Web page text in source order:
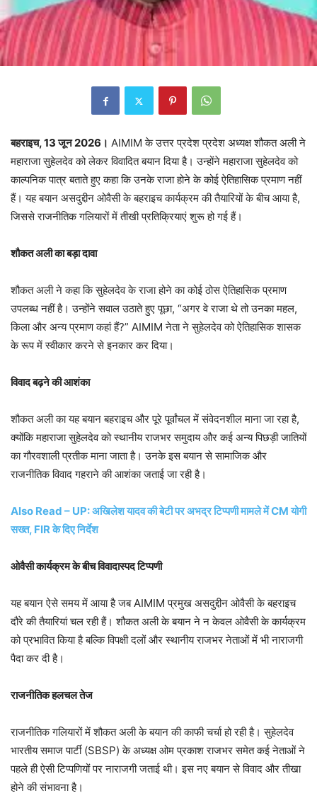
बहराइच, 13 जून 2026। AIMIM के उत्तर प्रदेश प्रदेश अध्यक्ष शौकत अली ने
महाराजा सुहेलदेव को लेकर विवादित बयान दिया है। उन्होंने महाराजा सुहेलदेव को
काल्पनिक पात्र बताते हुए कहा कि उनके राजा होने के कोई ऐतिहासिक प्रमाण नहीं
हैं। यह बयान असदुद्दीन ओवैसी के बहराइच कार्यक्रम की तैयारियों के बीच आया है,
जिससे राजनीतिक गलियारों में तीखी प्रतिक्रियाएं शुरू हो गई हैं।
शौकत अली का बड़ा दावा
शौकत अली ने कहा कि सुहेलदेव के राजा होने का कोई ठोस ऐतिहासिक प्रमाण
उपलब्ध नहीं है। उन्होंने सवाल उठाते हुए पूछा, “अगर वे राजा थे तो उनका महल,
किला और अन्य प्रमाण कहां हैं?” AIMIM नेता ने सुहेलदेव को ऐतिहासिक शासक
के रूप में स्वीकार करने से इनकार कर दिया।
विवाद बढ़ने की आशंका
शौकत अली का यह बयान बहराइच और पूरे पूर्वांचल में संवेदनशील माना जा रहा है,
क्योंकि महाराजा सुहेलदेव को स्थानीय राजभर समुदाय और कई अन्य पिछड़ी जातियों
का गौरवशाली प्रतीक माना जाता है। उनके इस बयान से सामाजिक और
राजनीतिक विवाद गहराने की आशंका जताई जा रही है।
Also Read – UP: अखिलेश यादव की बेटी पर अभद्र टिप्पणी मामले में CM योगी
सख्त, FIR के दिए निर्देश
ओवैसी कार्यक्रम के बीच विवादास्पद टिप्पणी
यह बयान ऐसे समय में आया है जब AIMIM प्रमुख असदुद्दीन ओवैसी के बहराइच
दौरे की तैयारियां चल रही हैं। शौकत अली के बयान ने न केवल ओवैसी के कार्यक्रम
को प्रभावित किया है बल्कि विपक्षी दलों और स्थानीय राजभर नेताओं में भी नाराजगी
पैदा कर दी है।
राजनीतिक हलचल तेज
राजनीतिक गलियारों में शौकत अली के बयान की काफी चर्चा हो रही है। सुहेलदेव
भारतीय समाज पार्टी (SBSP) के अध्यक्ष ओम प्रकाश राजभर समेत कई नेताओं ने
पहले ही ऐसी टिप्पणियों पर नाराजगी जताई थी। इस नए बयान से विवाद और तीखा
होने की संभावना है।